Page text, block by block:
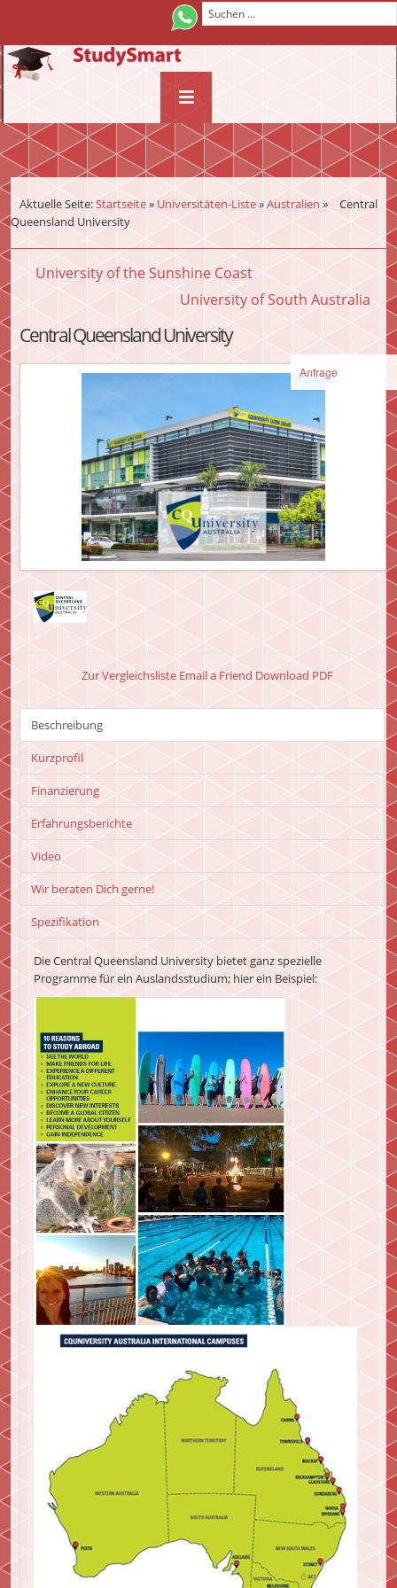
Anfrage
Aktuelle Seite:Startseite» Universitäten-Liste»Australien »
Central
Queensland University
University of the Sunshine Coast
University of South Australia
Central Queensland University
Zur Vergleichsliste Email a Friend Download PDF
Beschreibung
Kurzprofil
Finanzierung
Erfahrungsberichte
Video
Wir beraten Dich gerne!
Spezifikation
Die Central Queensland University bietet ganz spezielle
Programme für ein Auslandsstudium; hier ein Beispiel: